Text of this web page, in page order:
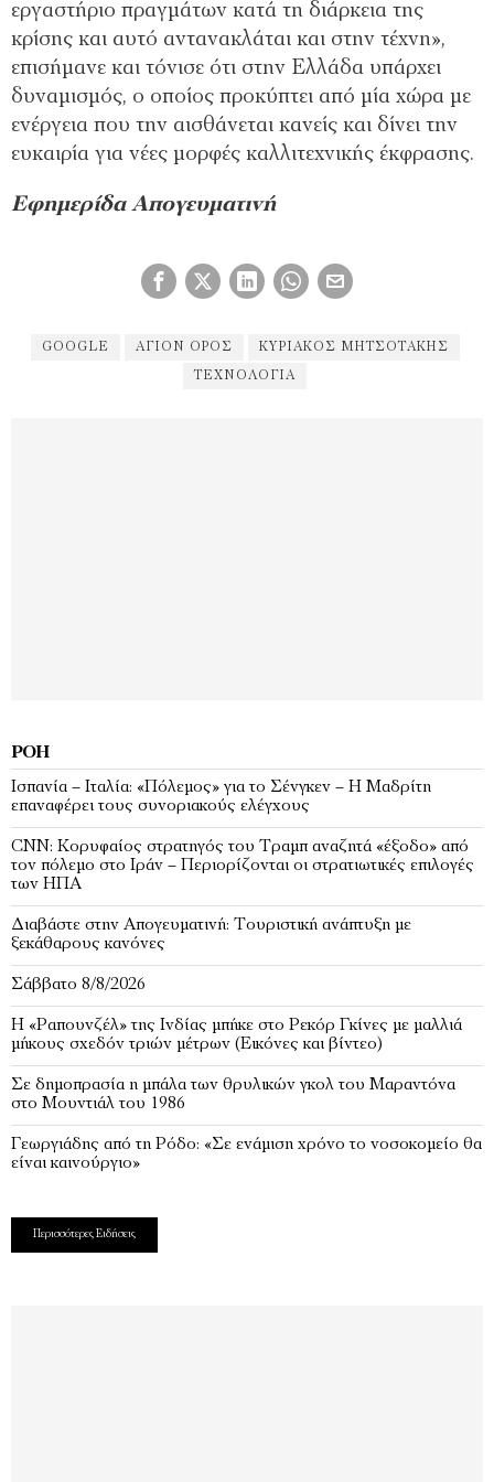
εργαστήριο πραγμάτων κατά τη διάρκεια της
κρίσης και αυτό αντανακλάται και στην τέχνη»,
επισήμανε και τόνισε ότι στην Ελλάδα υπάρχει
δυναμισμός, ο οποίος προκύπτει από μία χώρα με
ενέργεια που την αισθάνεται κανείς και δίνει την
ευκαιρία για νέες μορφές καλλιτεχνικής έκφρασης.
Εφημερίδα Απογευματινή
GOOGLE ΆΓΙΟΝ ΌΡΟΣ ΚΥΡΙΆΚΟΣ ΜΗΤΣΟΤΆΚΗΣ
ΤΕΧΝΟΛΟΓΊΑ
ΡΟΉ
Ισπανία – Ιταλία: «Πόλεμος» για το Σένγκεν – Η Μαδρίτη
επαναφέρει τους συνοριακούς ελέγχους
CNN: Κορυφαίος στρατηγός του Τραμπ αναζητά «έξοδο» από
τον πόλεμο στο Ιράν – Περιορίζονται οι στρατιωτικές επιλογές
των ΗΠΑ
Διαβάστε στην Απογευματινή: Τουριστική ανάπτυξη με
ξεκάθαρους κανόνες
Σάββατο 8/8/2026
Η «Ραπουνζέλ» της Ινδίας μπήκε στο Ρεκόρ Γκίνες με μαλλιά
μήκους σχεδόν τριών μέτρων (Εικόνες και βίντεο)
Σε δημοπρασία η μπάλα των θρυλικών γκολ του Μαραντόνα
στο Μουντιάλ του 1986
Γεωργιάδης από τη Ρόδο: «Σε ενάμιση χρόνο το νοσοκομείο θα
είναι καινούργιο»
Περισσότερες Ειδήσεις